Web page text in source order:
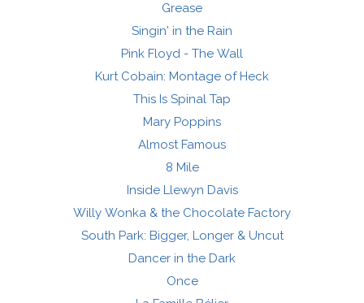
Grease
Singin' in the Rain
Pink Floyd - The Wall
Kurt Cobain: Montage of Heck
This Is Spinal Tap
Mary Poppins
Almost Famous
8 Mile
Inside Llewyn Davis
Willy Wonka & the Chocolate Factory
South Park: Bigger, Longer & Uncut
Dancer in the Dark
Once